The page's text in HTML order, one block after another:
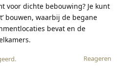
voor dichte bebouwing? Je kunt
bouwen, waarbij de begane
bevat en de
Reageren
.